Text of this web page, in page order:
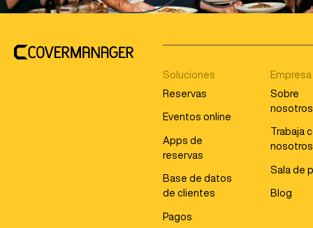
Soluciones
Reservas
Eventos online
Apps de
reservas
Base de datos
de clientes
Pagos
Empresa
Sobre
nosotros
Trabaja
nosotros
Sala de
Blog